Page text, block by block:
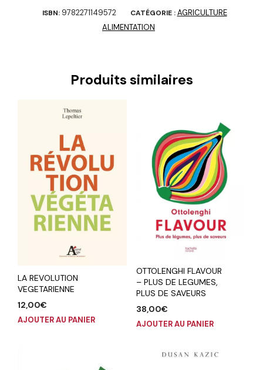
ISBN: 9782271149572 CATÉGORIE :AGRICULTURE
ALIMENTATION
Produits similaires
LA REVOLUTION
VEGETARIENNE
12,00€
AJOUTER AU PANIER
OTTOLENGHI FLAVOUR
– PLUS DE LEGUMES,
PLUS DE SAVEURS
38,00€
AJOUTER AU PANIER